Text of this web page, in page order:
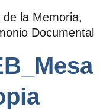
la Memoria,
Documental